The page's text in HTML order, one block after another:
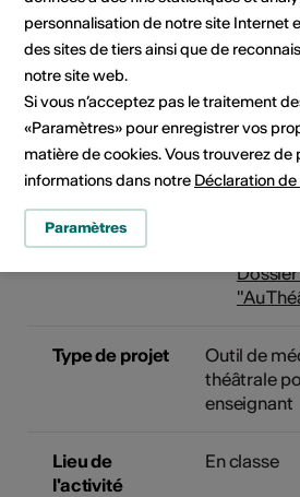
Plus d'informations
Dossier
pédagogique
"Au
Dossier
"Au
Type de projet
Outil de
théâtrale
enseignant
Lieu de
l'activité
En classe
personnalisation de notre site Internet
des sites de tiers ainsi que de
notre site web.
Si vous n’acceptez pas le traitement
«Paramètres» pour enregistrer vos
matière de cookies. Vous trouverez de
informations dans notre Déclaration
Paramètres